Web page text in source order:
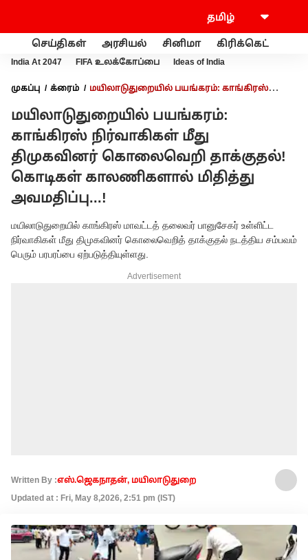
செய்திகள் அரசியல் சினிமா கிரிக்கெட்
India At 2047 FIFA உலக்கோப்பை Ideas of India
முகப்பு க்ரைம்
மயிலாடுதுறையில் பயங்கரம்: காங்கிரஸ்
காலணிகளால் மிதித்து அவமதிப்பு...!
மயிலாடுதுறையில் பயங்கரம்:
காங்கிரஸ் நிர்வாகிகள் மீது
திமுகவினர் கொலைவெறி தாக்குதல்!
கொடிகள் காலணிகளால் மிதித்து
அவமதிப்பு...!
மயிலாடுதுறையில் காங்கிரஸ் மாவட்டத் தலைவர் பானுசேகர் உள்ளிட்ட
நிர்வாகிகள் மீது திமுகவினர் கொலைவெறித் தாக்குதல் நடத்திய சம்பவம்
பெரும் பரபரப்பை ஏற்படுத்தியுள்ளது.
Advertisement
Written By :எஸ்.ஜெகநாதன், மயிலாடுதுறை
Updated at : Fri, May 8,2026, 2:51 pm (IST)